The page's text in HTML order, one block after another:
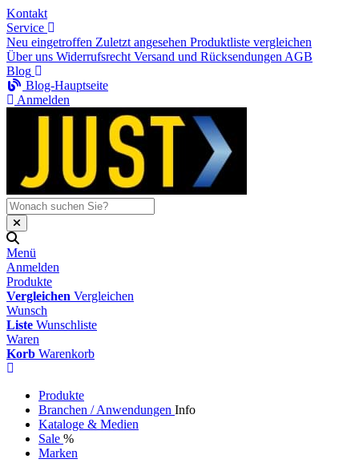
Kontakt
Service
Neu eingetroffen Zuletzt angesehen Produktliste vergleichen
Über uns Widerrufsrecht Versand und Rücksendungen AGB
Blog
Blog-Hauptseite
Anmelden
Menü
Anmelden
Produkte
Vergleichen Vergleichen
Wunsch
Liste Wunschliste
Waren
Korb Warenkorb
Produkte
Branchen / Anwendungen Info
Kataloge & Medien
Sale %
Marken